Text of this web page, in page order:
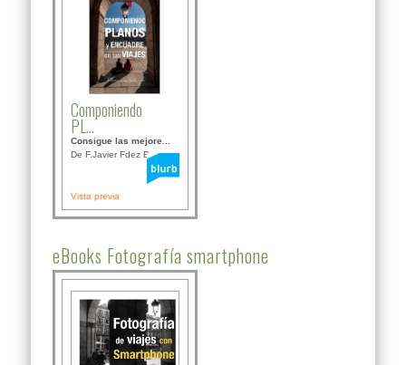
Componiendo
PL...
Consigue las mejore...
De F.Javier Fdez Bor...
Vista previa
eBooks Fotografía smartphone